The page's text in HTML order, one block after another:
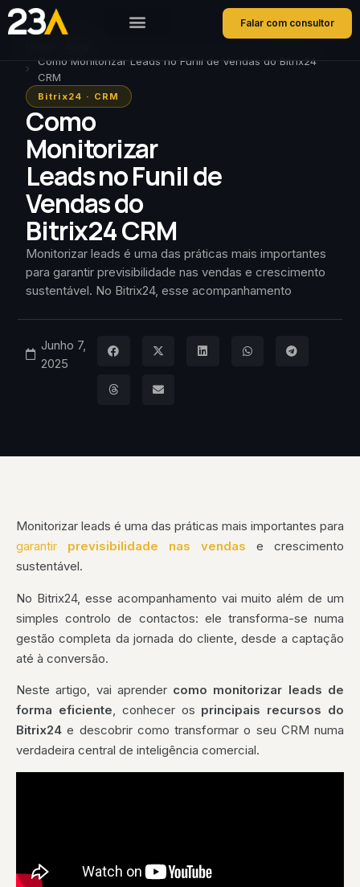
Falar com consultor
Como Monitorizar Leads no Funil de Vendas do Bitrix24
CRM
Bitrix24 · CRM
Como
Monitorizar
Leads no Funil de
Vendas do
Bitrix24 CRM
Monitorizar leads é uma das práticas mais importantes
para garantir previsibilidade nas vendas e crescimento
sustentável. No Bitrix24, esse acompanhamento
Junho 7,
2025
Monitorizar leads é uma das práticas mais importantes para
garantir previsibilidade nas vendas e crescimento
sustentável.
No Bitrix24, esse acompanhamento vai muito além de um
simples controlo de contactos: ele transforma-se numa
gestão completa da jornada do cliente, desde a captação
até à conversão.
Neste artigo, vai aprender como monitorizar leads de
forma eficiente, conhecer os principais recursos do
Bitrix24 e descobrir como transformar o seu CRM numa
verdadeira central de inteligência comercial.